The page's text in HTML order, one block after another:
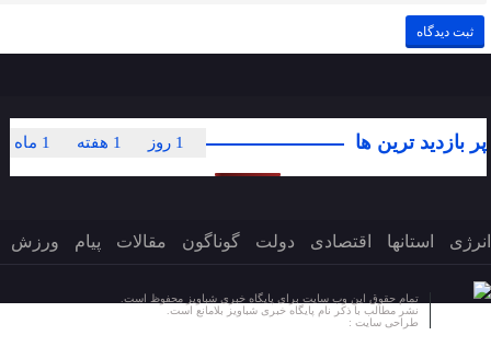
پر بازدید ترین ها 1 ماه 1 هفته 1 روز
انرژی استانها اقتصادی دولت گوناگون مقالات پیام ورزش
تمام حقوق این وب سایت برای پایگاه خبری شباویز محفوظ است.
نشر مطالب با ذکر نام پایگاه خبری شباویز بلامانع است.
طراحی سایت :